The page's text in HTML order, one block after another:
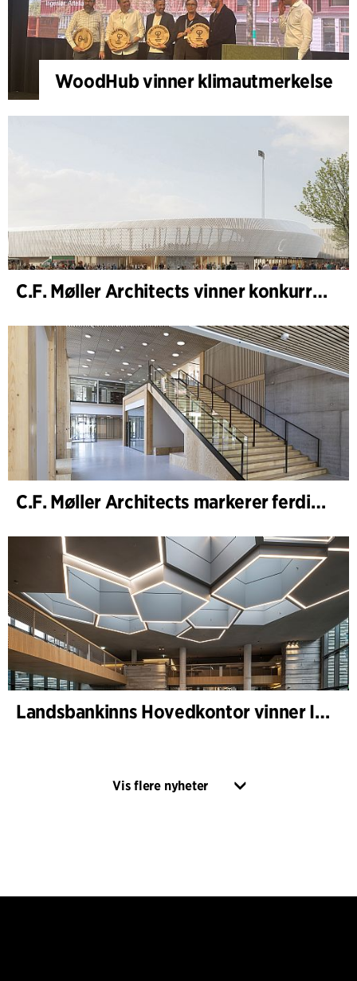
WoodHub vinner klimautmerkelse
C.F. Møller Architects vinner konkurranse om nytt stadion i Malmö
C.F. Møller Architects markerer ferdigstillelsen av WoodHub – Danmarks største kontorbygg i tre
Landsbankinns Hovedkontor vinner Islandske Betongpris
Vis flere nyheter